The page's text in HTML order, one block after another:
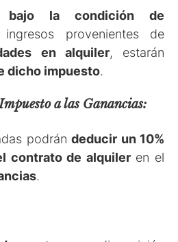
bajo la condición de
provenientes de
en alquiler, estarán
dicho impuesto.
a las Ganancias:
podrán deducir un 10%
contrato de alquileren el
.